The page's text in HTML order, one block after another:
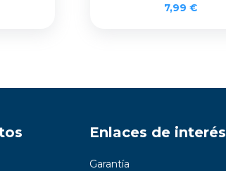
7,99 €
Enlaces de interés
Garantía